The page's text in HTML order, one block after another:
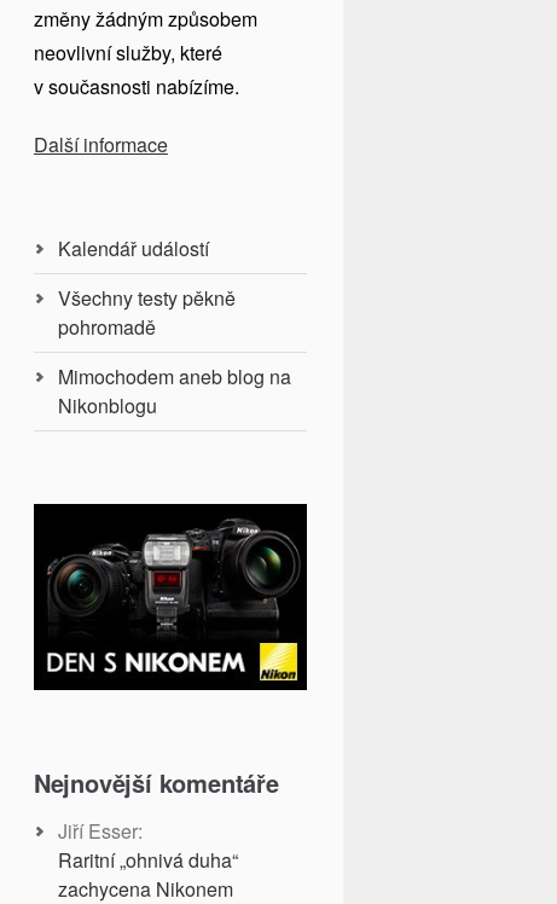
změny žádným způsobem
neovlivní služby, které
v současnosti nabízíme.
Další informace
Kalendář událostí
Všechny testy pěkně
pohromadě
Mimochodem aneb blog na
Nikonblogu
Nejnovější komentáře
Jiří Esser:
Raritní „ohnivá duha“
zachycena Nikonem